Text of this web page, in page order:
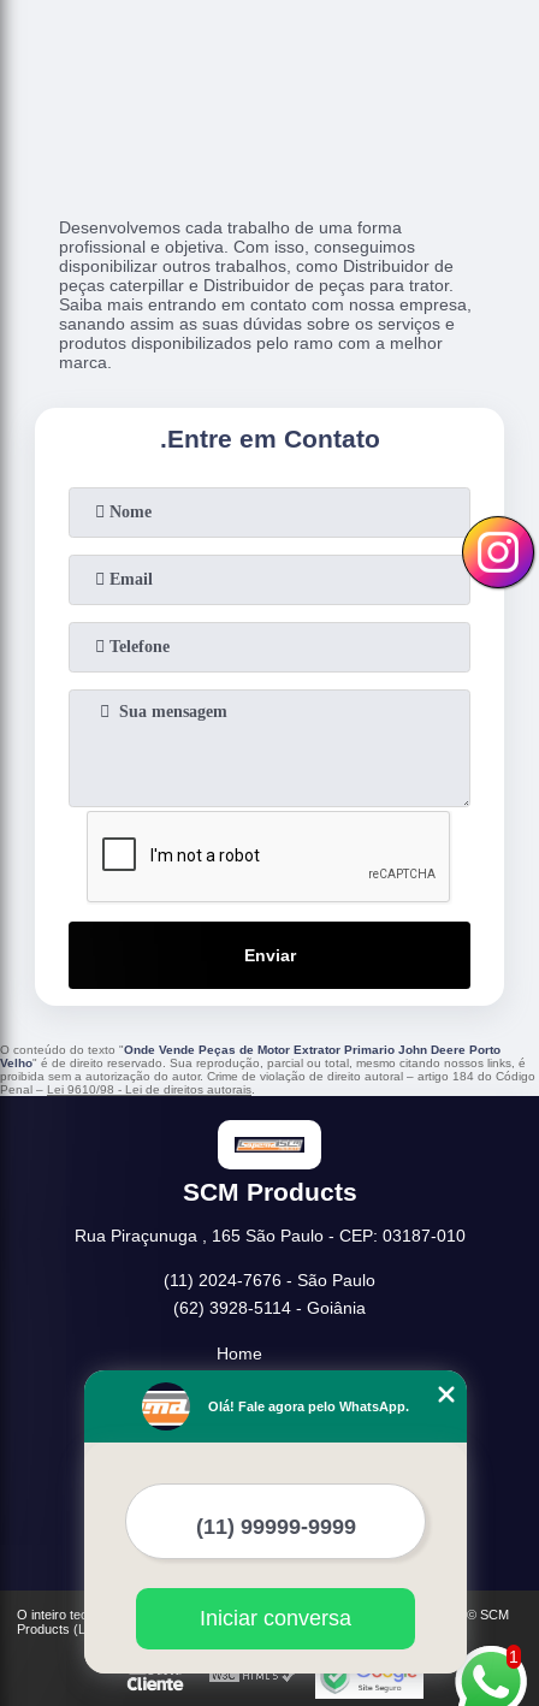
Desenvolvemos cada trabalho de uma forma
profissional e objetiva. Com isso, conseguimos
disponibilizar outros trabalhos, como Distribuidor de
peças caterpillar e Distribuidor de peças para trator.
Saiba mais entrando em contato com nossa empresa,
sanando assim as suas dúvidas sobre os serviços e
produtos disponibilizados pelo ramo com a melhor
marca.
.Entre em Contato
Enviar
O conteúdo do texto "Onde Vende Peças de Motor Extrator Primario John Deere Porto
Velho" é de direito reservado. Sua reprodução, parcial ou total, mesmo citando nossos links, é
proibida sem a autorização do autor. Crime de violação de direito autoral – artigo 184 do Código
Penal – Lei 9610/98 - Lei de direitos autorais.
SCM Products
Rua Piraçunuga , 165 São Paulo - CEP: 03187-010
(11) 2024-7676 - São Paulo
(62) 3928-5114 - Goiânia
Home
Missão
Mais Serviços
O inteiro teor deste site está sujeito à proteção de direitos autorais. Copyright© SCM
Products (Lei 9610 de 19/02/1998)
1
Olá! Fale agora pelo WhatsApp.
Iniciar conversa